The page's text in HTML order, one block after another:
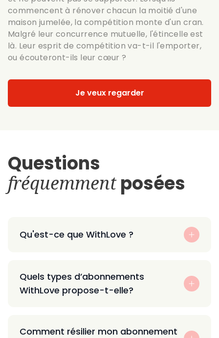
commencent à rénover chacun la moitié d'une
maison jumelée, la compétition monte d'un cran.
Malgré leur concurrence mutuelle, l'étincelle est
là. Leur esprit de compétition va-t-il l'emporter,
ou écouteront-ils leur cœur ?
Je veux regarder
Questions
fréquemmentposées
Qu'est-ce que WithLove ?
Quels types d’abonnements
WithLove propose-t-elle?
Comment résilier mon abonnement